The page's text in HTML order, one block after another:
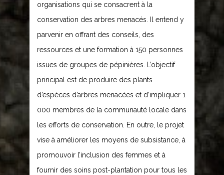
organisations qui se consacrent à la
conservation des arbres menacés. Il entend y
parvenir en offrant des conseils, des
ressources et une formation à 150 personnes
issues de groupes de pépinières. L’objectif
principal est de produire des plants
d’espèces d’arbres menacées et d’impliquer 1
000 membres de la communauté locale dans
les efforts de conservation. En outre, le projet
vise à améliorer les moyens de subsistance, à
promouvoir l’inclusion des femmes et à
fournir des soins post-plantation pour tous les